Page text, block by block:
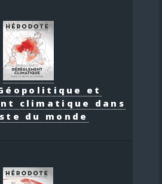
et
climatique dans
du monde